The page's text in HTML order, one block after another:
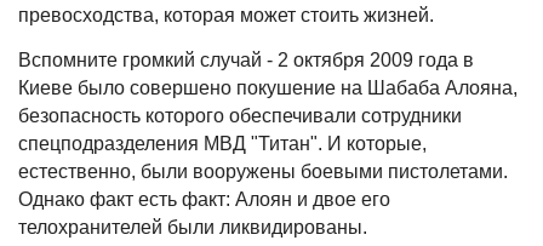
превосходства, которая может стоить жизней.
Вспомните громкий случай - 2 октября 2009 года в
Киеве было совершено покушение на Шабаба Алояна,
безопасность которого обеспечивали сотрудники
спецподразделения МВД "Титан". И которые,
естественно, были вооружены боевыми пистолетами.
Однако факт есть факт: Алоян и двое его
телохранителей были ликвидированы.